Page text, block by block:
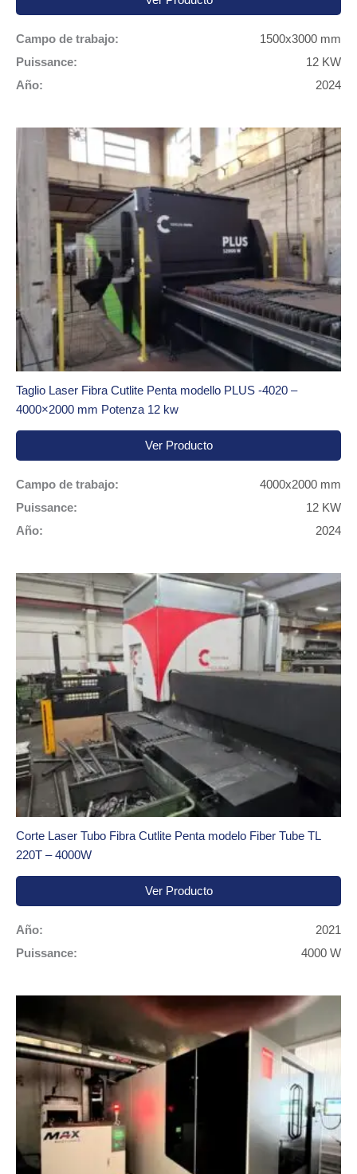
Campo de trabajo:
1500x3000 mm
Puissance:
12 KW
Año:
2024
Taglio Laser Fibra Cutlite Penta modello PLUS -4020 –
4000×2000 mm Potenza 12 kw
Ver Producto
Campo de trabajo:
4000x2000 mm
Puissance:
12 KW
Año:
2024
Corte Laser Tubo Fibra Cutlite Penta modelo Fiber Tube TL
220T – 4000W
Ver Producto
Año:
2021
Puissance:
4000 W